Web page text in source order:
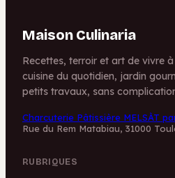
Maison Culinaria
Recettes, terroir et art de vivre
cuisine du quotidien, jardin
petits travaux, sans
Charcuterie Pâtissière MELSÀT
Rue du Rem Matabiau, 31000
RUBRIQUES